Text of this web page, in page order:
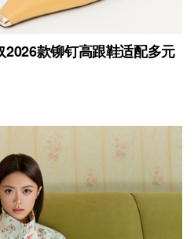
款铆钉高跟鞋适配多元